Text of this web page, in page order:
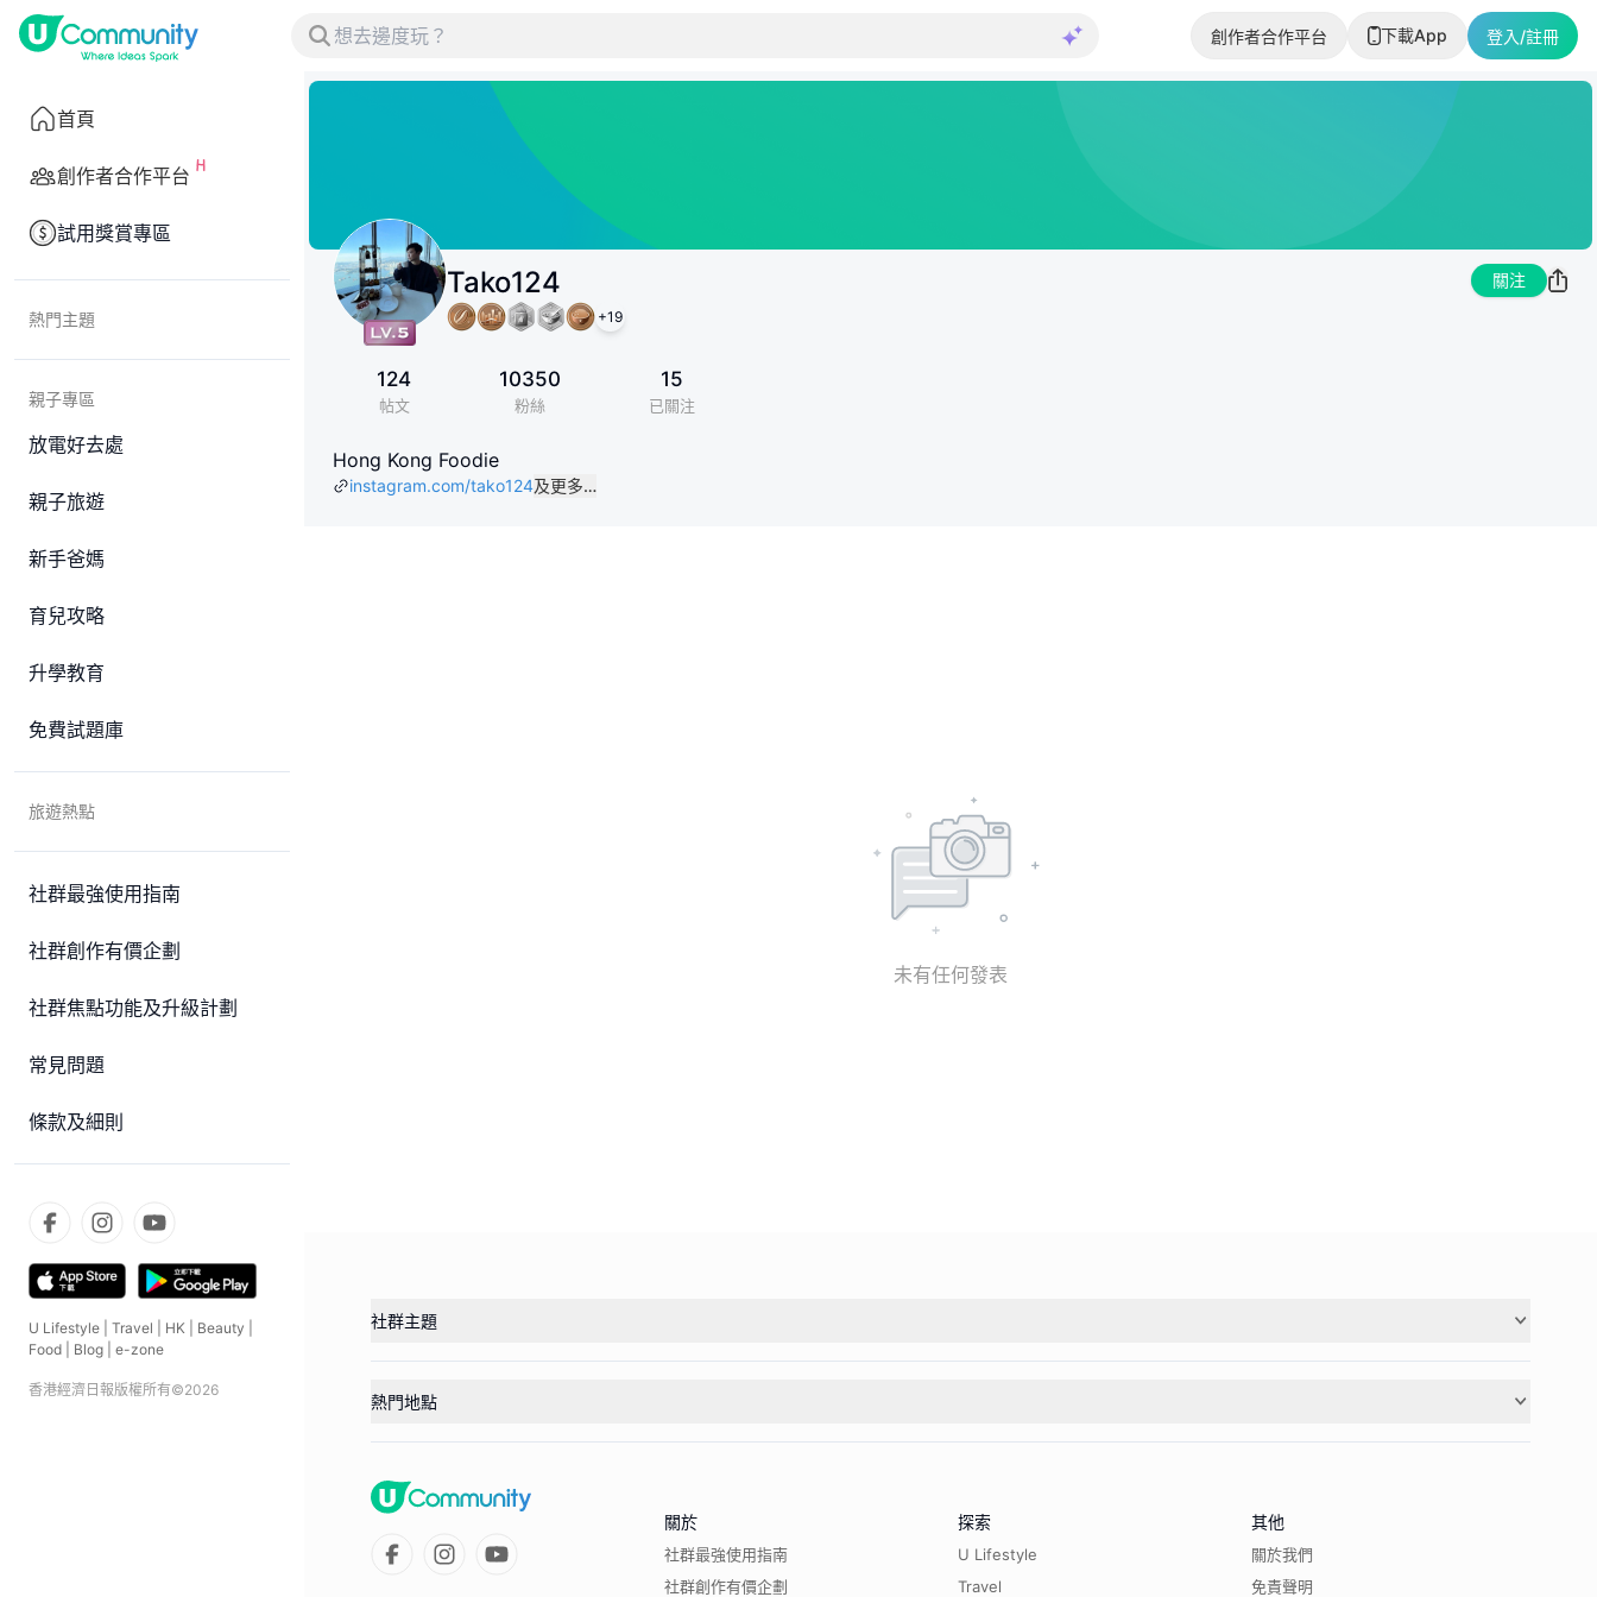
創作者合作平台 下載App 登入/註冊
首頁
創作者合作平台
試用獎賞專區
熱門主題
親子專區
放電好去處
親子旅遊
新手爸媽
育兒攻略
升學教育
免費試題庫
旅遊熱點
社群最強使用指南
社群創作有價企劃
社群焦點功能及升級計劃
常見問題
條款及細則
U Lifestyle Travel HK Beauty
Food
Blog e-zone
香港經濟日報版權所有©2026
Tako124
+19
關注
124
帖文
10350
粉絲
15
已關注
Hong Kong Foodie
instagram.com/tako124及更多…
未有任何發表
社群主題
熱門地點
關於
社群最強使用指南
社群創作有價企劃
探索
U Lifestyle
Travel
其他
關於我們
免責聲明